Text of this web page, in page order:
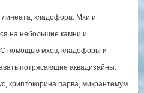
кладофора. Мхи и
на небольшие камни и
помощью мхов, кладофоры и
потрясающие аквадизайны.
криптокорина парва, микрантемум